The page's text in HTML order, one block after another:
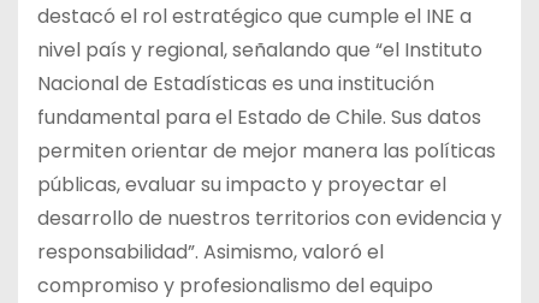
destacó el rol estratégico que cumple el INE a
nivel país y regional, señalando que “el Instituto
Nacional de Estadísticas es una institución
fundamental para el Estado de Chile. Sus datos
permiten orientar de mejor manera las políticas
públicas, evaluar su impacto y proyectar el
desarrollo de nuestros territorios con evidencia y
responsabilidad”. Asimismo, valoró el
compromiso y profesionalismo del equipo